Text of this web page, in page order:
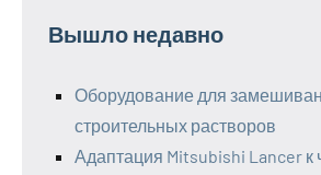
Вышло недавно
Оборудование для
строительных растворов
Адаптация Mitsubishi Lancer к